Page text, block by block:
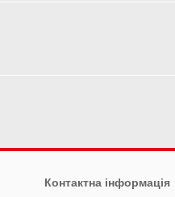
Контактна інформація